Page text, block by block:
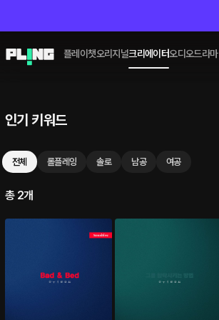
플레이챗오리지널크리에이터오디오드라마
인기 키워드
전체 롤플레잉 솔로 남공 여공
총 2개